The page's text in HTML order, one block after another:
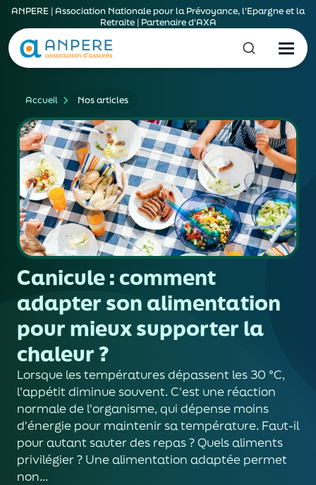
ANPERE | Association Nationale pour la Prévoyance, l'Epargne et la
Retraite | Partenaire d'AXA
Accueil Nos articles
Canicule : comment
adapter son alimentation
pour mieux supporter la
chaleur ?
Lorsque les températures dépassent les 30 °C,
l'appétit diminue souvent. C'est une réaction
normale de l'organisme, qui dépense moins
d'énergie pour maintenir sa température. Faut-il
pour autant sauter des repas ? Quels aliments
privilégier ? Une alimentation adaptée permet
non...